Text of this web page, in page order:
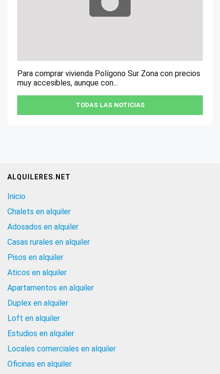
Para comprar vivienda Polígono Sur Zona con precios
muy accesibles, aunque con...
TODAS LAS NOTICIAS
ALQUILERES.NET
Inicio
Chalets en alquiler
Adosados en alquiler
Casas rurales en alquiler
Pisos en alquiler
Aticos en alquiler
Apartamentos en alquiler
Duplex en alquiler
Loft en alquiler
Estudios en alquiler
Locales comerciales en alquiler
Oficinas en alquiler